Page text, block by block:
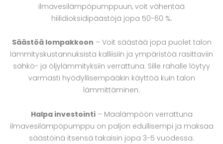
ilmavesilämpöpumppuun, voit vähentää
hiilidioksidipäästöjä jopa 50-60 %.
Säästöä lompakkoon – Voit säästää jopa puolet talon
lämmityskustannuksista kalliisiin ja ympäristöä rasittaviin
sähkö- ja öljylämmityksiin verrattuna. Sille rahalle löytyy
varmasti hyödyllisempääkin käyttöä kuin talon
lämmittäminen.
Halpa investointi– Maalämpöön verrattuna
ilmavesilämpöpumppu on paljon edullisempi ja maksaa
säästöinä itsensä takaisin jopa 3-5 vuodessa.